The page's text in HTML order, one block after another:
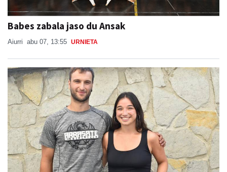
Babes zabala jaso du Ansak
Aiurri abu 07, 13:55 URNIETA